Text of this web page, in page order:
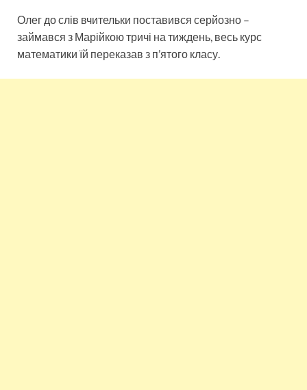
Олег до слів вчительки поставився серйозно –
займався з Марійкою тричі на тиждень, весь курс
математики їй переказав з п’ятого класу.